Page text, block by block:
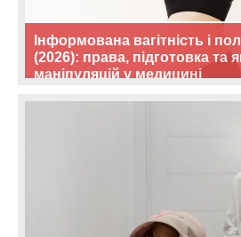
Інформована вагітність і
(2026): права, підготовка та
маніпуляцій у медицині